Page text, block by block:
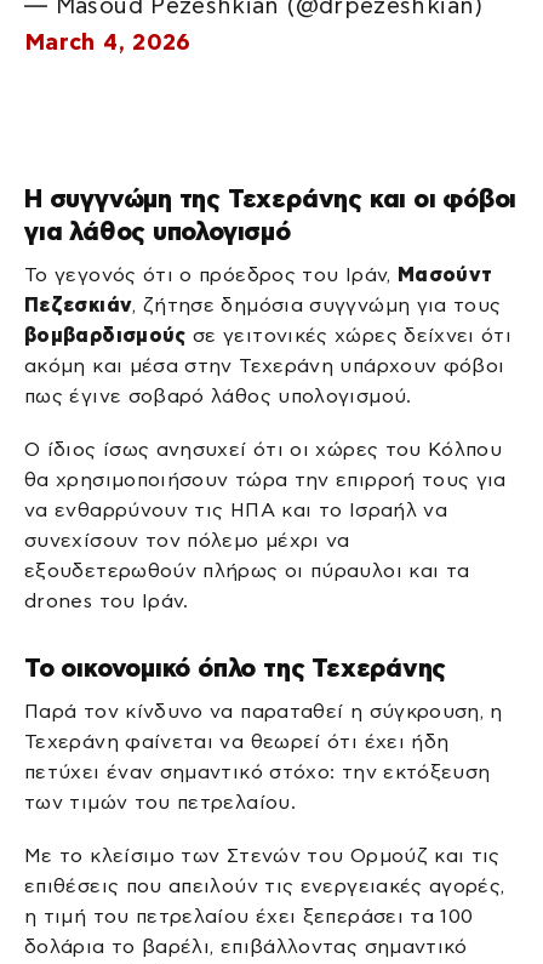
March 4, 2026
Η συγγνώμη της Τεχεράνης και οι φόβοι
για λάθος υπολογισμό
Το γεγονός ότι ο πρόεδρος του Ιράν, Μασούντ
Πεζεσκιάν, ζήτησε δημόσια συγγνώμη για τους
βομβαρδισμούς σε γειτονικές χώρες δείχνει ότι
ακόμη και μέσα στην Τεχεράνη υπάρχουν φόβοι
πως έγινε σοβαρό λάθος υπολογισμού.
Ο ίδιος ίσως ανησυχεί ότι οι χώρες του Κόλπου
θα χρησιμοποιήσουν τώρα την επιρροή τους για
να ενθαρρύνουν τις ΗΠΑ και το Ισραήλ να
συνεχίσουν τον πόλεμο μέχρι να
εξουδετερωθούν πλήρως οι πύραυλοι και τα
drones του Ιράν.
Το οικονομικό όπλο της Τεχεράνης
Παρά τον κίνδυνο να παραταθεί η σύγκρουση, η
Τεχεράνη φαίνεται να θεωρεί ότι έχει ήδη
πετύχει έναν σημαντικό στόχο: την εκτόξευση
των τιμών του πετρελαίου.
Με το κλείσιμο των Στενών του Ορμούζ και τις
επιθέσεις που απειλούν τις ενεργειακές αγορές,
η τιμή του πετρελαίου έχει ξεπεράσει τα 100
δολάρια το βαρέλι, επιβάλλοντας σημαντικό